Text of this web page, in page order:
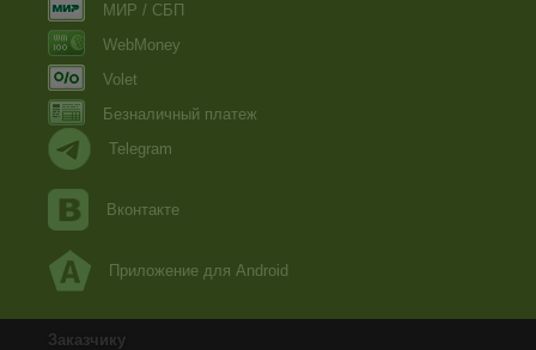
МИР / СБП
WebMoney
Volet
Безналичный платеж
Telegram
Вконтакте
Приложение для Android
Заказчику